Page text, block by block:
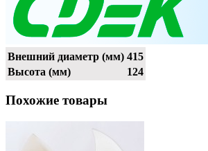
Внешний диаметр (мм) 415
Высота (мм)
124
Похожие товары